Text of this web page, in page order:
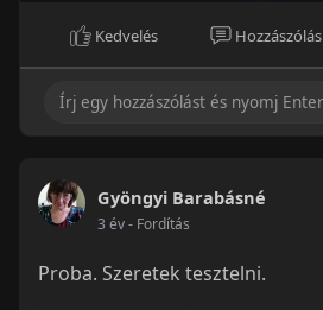
Kedvelés Hozzászólás
Gyöngyi Barabásné
3 év- Fordítás
Proba. Szeretek tesztelni.